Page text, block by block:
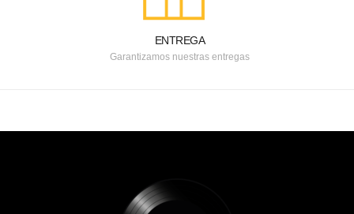
ENTREGA
Garantizamos nuestras entregas